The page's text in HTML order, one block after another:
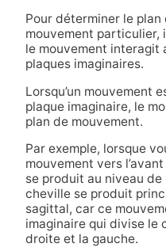
Pour déterminer le plan
mouvement particulier,
le mouvement interagit
plaques imaginaires.
Lorsqu’un mouvement
plaque imaginaire, le
plan de mouvement.
Par exemple, lorsque
mouvement vers
se produit au niveau
cheville se produit
sagittal, car ce
imaginaire qui divise le
droite et la gauche.